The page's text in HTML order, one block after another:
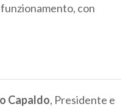
con
Capaldo, Presidente e